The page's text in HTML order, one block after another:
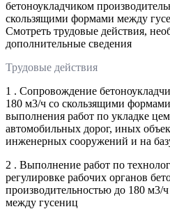
бетоноукладчиком
скользящими формами между
Смотреть трудовые действия,
дополнительные сведения
Трудовые действия
1 . Сопровождение
180 м3/ч со скользящими
выполнения работ по укладке
автомобильных дорог, иных
инженерных сооружений и на
2 . Выполнение работ по
регулировке рабочих органов
производительностью до 180 м3/
между гусениц